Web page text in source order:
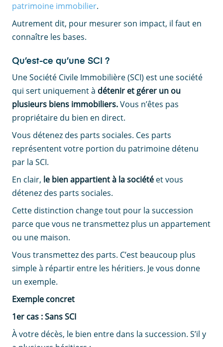
patrimoine immobilier.
Autrement dit, pour mesurer son impact, il faut en
connaître les bases.
Qu’est-ce qu’une SCI ?
Une Société Civile Immobilière (SCI) est une société
qui sert uniquement à détenir et gérer un ou
plusieurs biens immobiliers.Vous n’êtes pas
propriétaire du bien en direct.
Vous détenez des parts sociales. Ces parts
représentent votre portion du patrimoine détenu
par la SCI.
En clair, le bien appartient à la société et vous
détenez des parts sociales.
Cette distinction change tout pour la succession
parce que vous ne transmettez plus un appartement
ou une maison.
Vous transmettez des parts. C’est beaucoup plus
simple à répartir entre les héritiers. Je vous donne
un exemple.
Exemple concret
1er cas :Sans SCI
À votre décès, le bien entre dans la succession. S’il y